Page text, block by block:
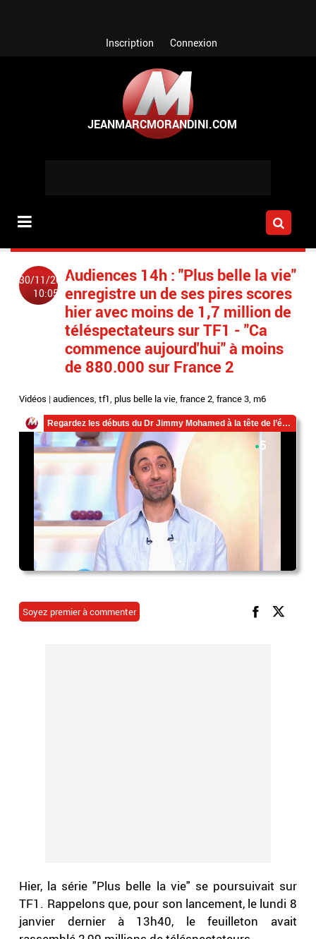
Inscription Connexion
30/11/2024
10:05
Audiences 14h : "Plus belle la vie"
enregistre un de ses pires scores
hier avec moins de 1,7 million de
téléspectateurs sur TF1 - "Ca
commence aujourd'hui" à moins
de 880.000 sur France 2
Vidéos |audiences,tf1,plus belle la vie,france 2,france 3,m6
Soyez premier à commenter
Hier, la série "Plus belle la vie" se poursuivait sur
TF1. Rappelons que, pour son lancement, le lundi 8
janvier dernier à 13h40, le feuilleton avait